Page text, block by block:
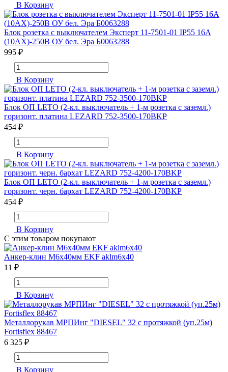
В Корзину
Блок розетка с выключателем Эксперт 11-7501-01 IP55 16А
(10AX)-250В ОУ бел. Эра Б0063288
995 ₽
В Корзину
Блок ОП LETO (2-кл. выключатель + 1-м розетка с заземл.)
горизонт. платина LEZARD 752-3500-170BKP
454 ₽
В Корзину
Блок ОП LETO (2-кл. выключатель + 1-м розетка с заземл.)
горизонт. черн. бархат LEZARD 752-4200-170BKP
454 ₽
В Корзину
С этим товаром покупают
Анкер-клин М6х40мм EKF aklm6x40
11 ₽
В Корзину
Металлорукав МРПИнг "DIESEL" 32 с протяжкой (уп.25м)
Fortisflex 88467
6 325 ₽
В Корзину